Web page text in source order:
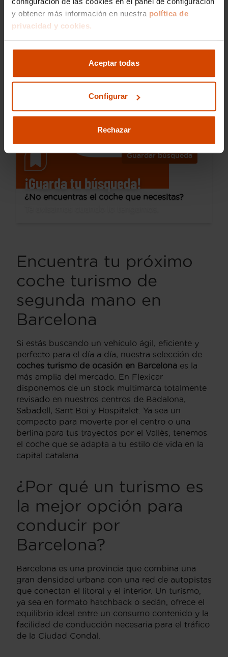
y obtener más información en nuestra política de
privacidad y cookies.
Aceptar todas
Configurar
Rechazar
Desde 504 € /mes*
Volkswagen Golf
GTI Clubsport 2.0 TSI 221kW (300CV) DSG
2021
54.300 km
Automática
Mataró
Guardar búsqueda
¡Guarda tu búsqueda!
¿No encuentras el coche que necesitas?
Encuentra tu próximo
coche turismo de
segunda mano en
Barcelona
Si estás buscando un vehículo ágil, eficiente y
perfecto para el día a día, nuestra selección de
coches turismo de ocasión en Barcelona es la
más amplia del mercado. En Flexicar
disponemos de un stock multimarca totalmente
revisado en nuestros centros de Badalona,
Sabadell, Sant Boi y Hospitalet. Ya sea un
compacto para moverte por el centro o una
berlina para tus trayectos por el Vallès, tenemos
el coche que se adapta a tu estilo de vida en la
capital catalana.
¿Por qué un turismo es
la mejor opción para
conducir por
Barcelona?
Barcelona es una provincia que combina una
gran densidad urbana con una red de autopistas
que conectan el litoral y el interior. Un turismo,
ya sea en formato hatchback o sedán, ofrece el
equilibrio ideal entre un consumo contenido y la
facilidad de conducción necesaria para el tráfico
de la Ciudad Condal.